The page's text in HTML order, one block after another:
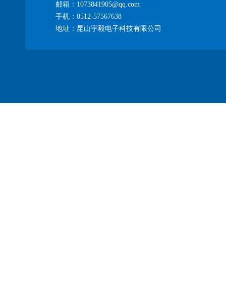
邮箱：1073841905@qq.com
手机：0512-57567638
地址：昆山宇毅电子科技有限公司